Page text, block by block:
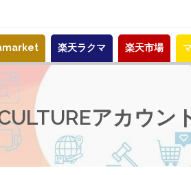
楽天ラクマ 楽天市場
アカウン